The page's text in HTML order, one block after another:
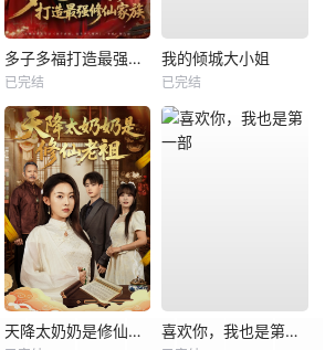
多子多福打造最强修仙家族
已完结
我的倾城大小姐
已完结
天降太奶奶是修仙老祖 喜欢你，我也是第一部